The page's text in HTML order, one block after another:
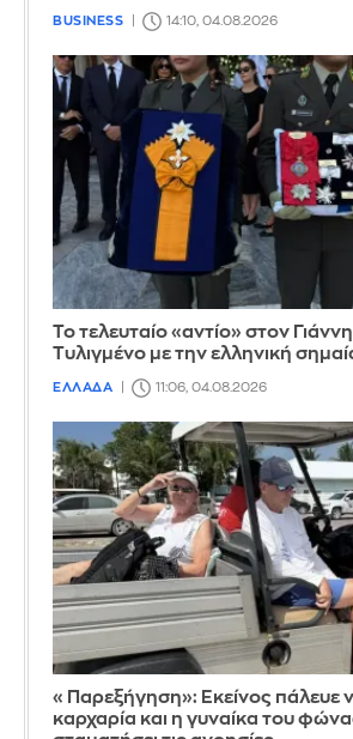
BUSINESS 14:10, 04.08.2026
Το τελευταίο «αντίο» στον
Τυλιγμένο με την ελληνική
ΕΛΛΑΔΑ 11:06, 04.08.2026
«Παρεξήγηση»: Εκείνος πάλευε
καρχαρία και η γυναίκα του